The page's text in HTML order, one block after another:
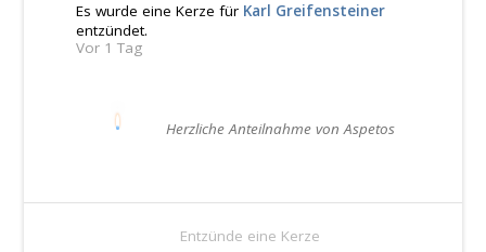
Es wurde eine Kerze für Karl Greifensteiner
entzündet.
Vor 1 Tag
Herzliche Anteilnahme von Aspetos
Entzünde eine Kerze